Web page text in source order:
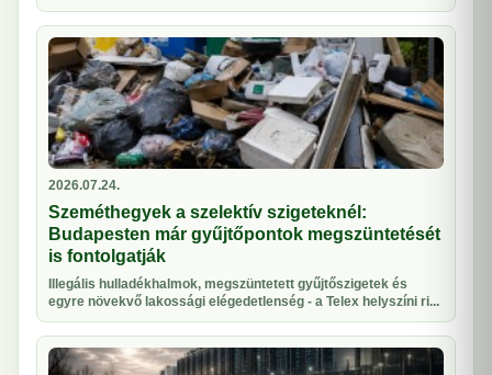
2026.07.24.
Szeméthegyek a szelektív szigeteknél:
Budapesten már gyűjtőpontok megszüntetését
is fontolgatják
Illegális hulladékhalmok, megszüntetett gyűjtőszigetek és
egyre növekvő lakossági elégedetlenség - a Telex helyszíni ri...